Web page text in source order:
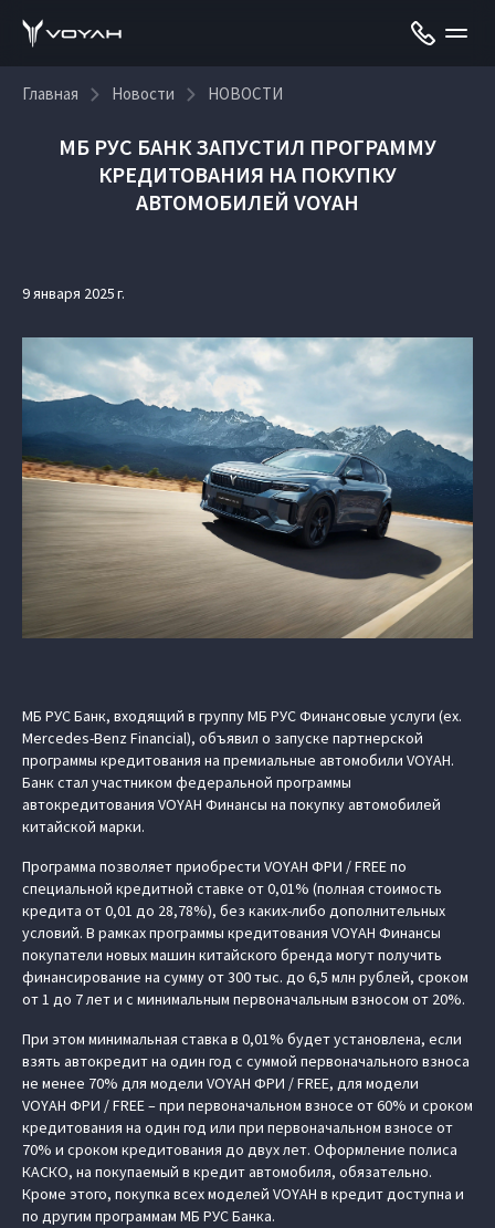
Главная Новости НОВОСТИ
МБ РУС БАНК ЗАПУСТИЛ ПРОГРАММУ
КРЕДИТОВАНИЯ НА ПОКУПКУ
АВТОМОБИЛЕЙ VOYAH
9 января 2025 г.
МБ РУС Банк, входящий в группу МБ РУС Финансовые услуги (ex.
Mercedes-Benz Financial), объявил о запуске партнерской
программы кредитования на премиальные автомобили VOYAH.
Банк стал участником федеральной программы
автокредитования VOYAH Финансы на покупку автомобилей
китайской марки.
Программа позволяет приобрести VOYAH ФРИ / FREE по
специальной кредитной ставке от 0,01% (полная стоимость
кредита от 0,01 до 28,78%), без каких-либо дополнительных
условий. В рамках программы кредитования VOYAH Финансы
покупатели новых машин китайского бренда могут получить
финансирование на сумму от 300 тыс. до 6,5 млн рублей, сроком
от 1 до 7 лет и с минимальным первоначальным взносом от 20%.
При этом минимальная ставка в 0,01% будет установлена, если
взять автокредит на один год с суммой первоначального взноса
не менее 70% для модели VOYAH ФРИ / FREE, для модели
VOYAH ФРИ / FREE – при первоначальном взносе от 60% и сроком
кредитования на один год или при первоначальном взносе от
70% и сроком кредитования до двух лет. Оформление полиса
КАСКО, на покупаемый в кредит автомобиля, обязательно.
Кроме этого, покупка всех моделей VOYAH в кредит доступна и
по другим программам МБ РУС Банка.